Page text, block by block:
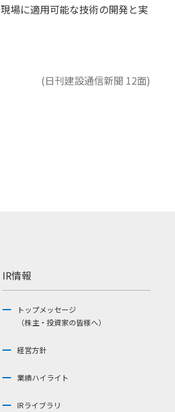
場に適用可能な技術の開発と実
(日刊建設通信新聞 12面)
IR情報
トップメッセージ
（株主・投資家の皆様へ）
経営方針
業績ハイライト
IRライブラリ